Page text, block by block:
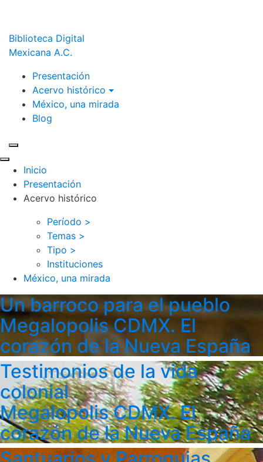
Biblioteca Digital
Mexicana A.C.
Presentación
Acervo histórico
México, una mirada
Blog
Inicio
Presentación
Acervo histórico
Período >
Temas >
Tipo >
Instituciones
México, una mirada
Un barroco para el pueblo
Megalopolis CDMX. El
corazón de la Nueva España
Testimonios de la vida
colonial
Megalopolis CDMX. El
corazón de la Nueva España